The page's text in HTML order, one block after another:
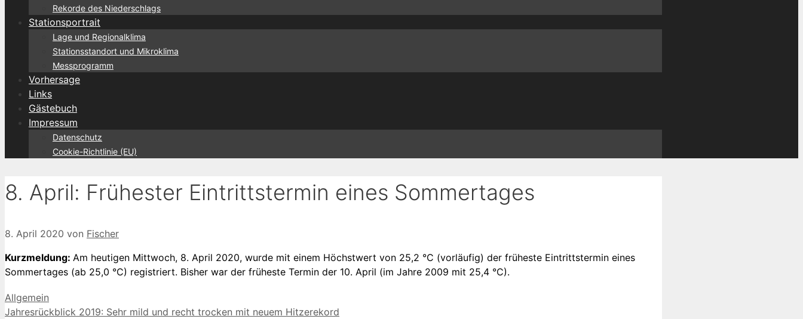
Rekorde des Niederschlags
Stationsportrait
Lage und Regionalklima
Stationsstandort und Mikroklima
Messprogramm
Vorhersage
Links
Gästebuch
Impressum
Datenschutz
Cookie-Richtlinie (EU)
8. April: Frühester Eintrittstermin eines Sommertages
8. April 2020 von Fischer
Kurzmeldung: Am heutigen Mittwoch, 8. April 2020, wurde mit einem Höchstwert von 25,2 °C (vorläufig) der früheste Eintrittstermin eines
Sommertages (ab 25,0 °C) registriert. Bisher war der früheste Termin der 10. April (im Jahre 2009 mit 25,4 °C).
Kategorien
Allgemein
Jahresrückblick 2019: Sehr mild und recht trocken mit neuem Hitzerekord